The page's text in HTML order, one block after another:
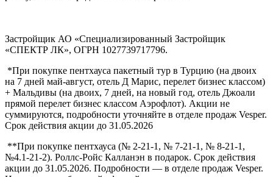
Застройщик АО «Специализированный Застройщик
«СПЕКТР ЛК», ОГРН 1027739717796.
*При покупке пентхауса пакетный тур в Турцию (на двоих
на 7 дней май-август, отель Д Марис, перелет бизнес классом)
+ Мальдивы (на двоих, 7 дней, на новый год, отель Джоали
прямой перелет бизнес классом Аэрофлот). Акции не
суммируются, подробности уточняйте в отделе продаж Vesper.
Срок действия акции до 31.05.2026
**При покупке пентхауса (№ 2-21-1, № 7-21-1, № 8-21-1,
№4.1-21-2). Роллс-Ройс Калланэн в подарок. Срок действия
акции до 31.05.2026. Подробности — в отделе продаж Vesper.